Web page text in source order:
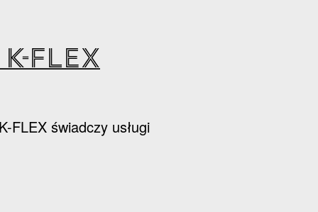
FLEX
FLEX świadczy usługi